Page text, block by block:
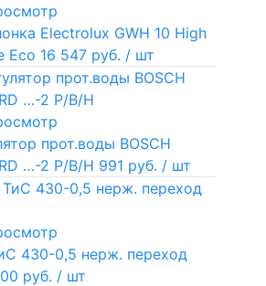
Electrolux GWH 10 High
Eco 16 547 руб. / шт
прот.воды BOSCH
…-2 P/B/H 991 руб. / шт
430-0,5 нерж. переход
руб. / шт